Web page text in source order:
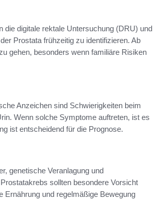
die digitale rektale Untersuchung (DRU) und
Prostata frühzeitig zu identifizieren. Ab
gehen, besonders wenn familiäre Risiken
Anzeichen sind Schwierigkeiten beim
Wenn solche Symptome auftreten, ist es
ist entscheidend für die Prognose.
genetische Veranlagung und
sollten besondere Vorsicht
Ernährung und regelmäßige Bewegung